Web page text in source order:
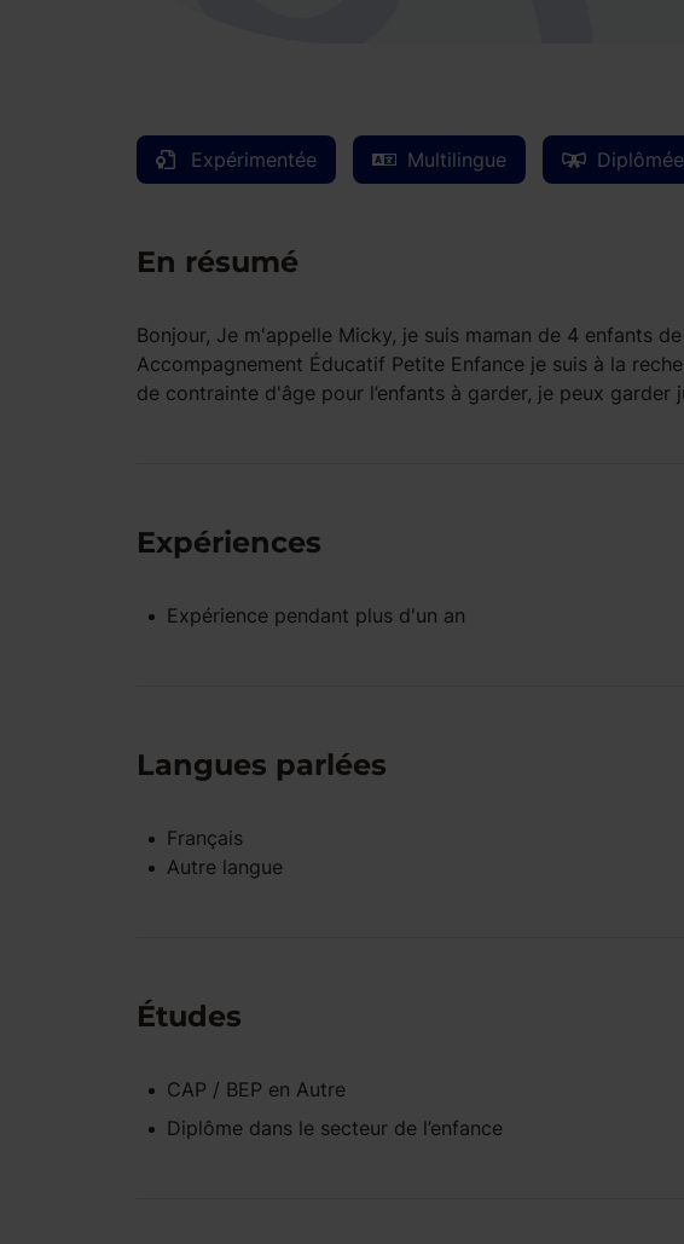
Expérimentée Multilingue Diplômée
En résumé
Bonjour, Je m'appelle Micky, je suis maman de 4 enfants
Accompagnement Éducatif Petite Enfance je suis à la
de contrainte d'âge pour l’enfants à garder, je peux garder
Expériences
Expérience pendant plus d'un an
Langues parlées
Français
Autre langue
Études
CAP / BEP en Autre
Diplôme dans le secteur de l’enfance